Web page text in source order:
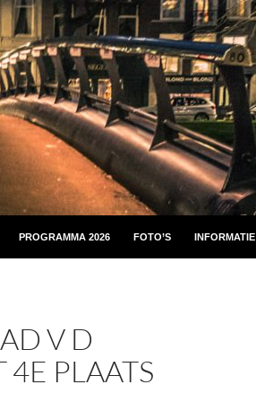
PROGRAMMA 2026 FOTO’S INFORMATIE
V D
PLAATS